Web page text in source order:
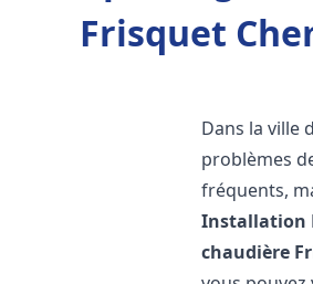
Frisquet
Dans la ville
problèmes
fréquents,
Installation
chaudière